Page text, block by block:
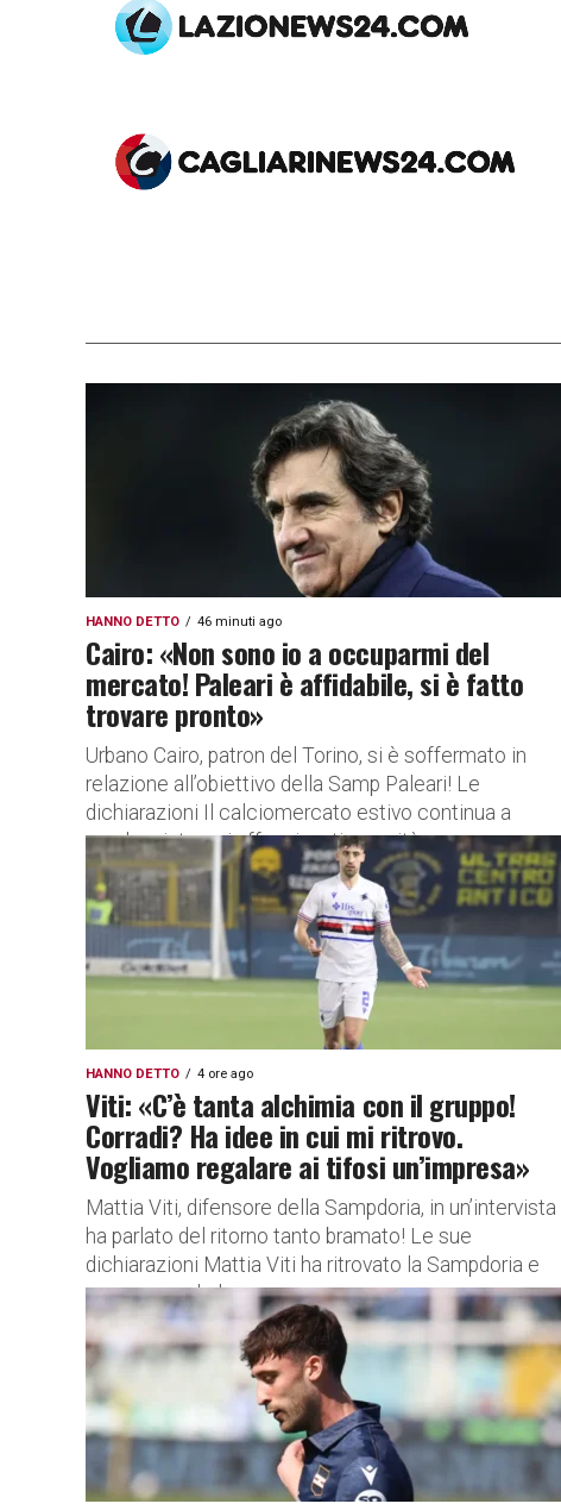
HANNO DETTO 46 minuti ago
Cairo: «Non sono io a occuparmi del
mercato! Paleari è affidabile, si è fatto
trovare pronto»
Urbano Cairo, patron del Torino, si è soffermato in
relazione all’obiettivo della Samp Paleari! Le
dichiarazioni Il calciomercato estivo continua a
regalare intrecci affascinanti e novità...
HANNO DETTO 4 ore ago
Viti: «C’è tanta alchimia con il gruppo!
Corradi? Ha idee in cui mi ritrovo.
Vogliamo regalare ai tifosi un’impresa»
Mattia Viti, difensore della Sampdoria, in un’intervista
ha parlato del ritorno tanto bramato! Le sue
dichiarazioni Mattia Viti ha ritrovato la Sampdoria e
non nasconde la...